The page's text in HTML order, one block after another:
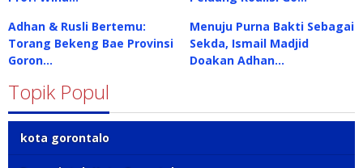
Adhan & Rusli Bertemu:
Torang Bekeng Bae Provinsi
Goron…
Menuju Purna Bakti Sebagai
Sekda, Ismail Madjid
Doakan Adhan…
Topik Popul
kota gorontalo